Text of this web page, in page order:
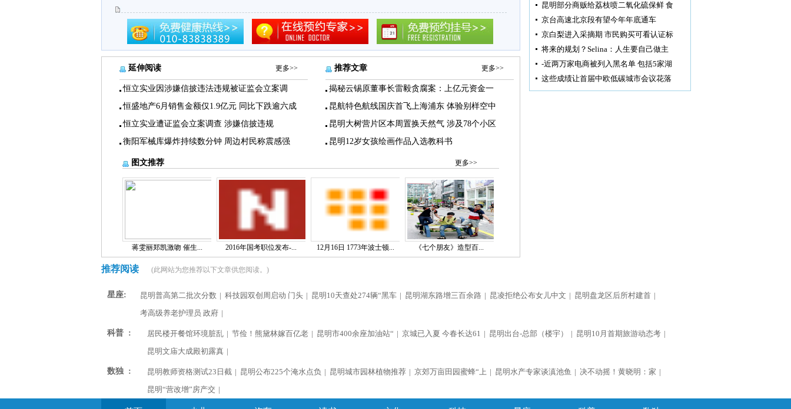
延伸阅读 更多>>
恒立实业因涉嫌信披违法违规被证监会立案调
恒盛地产6月销售金额仅1.9亿元 同比下跌逾六成
恒立实业遭证监会立案调查 涉嫌信披违规
衡阳军械库爆炸持续数分钟 周边村民称震感强
推荐文章 更多>>
揭秘云锡原董事长雷毅贪腐案：上亿元资金一
昆航特色航线国庆首飞上海浦东 体验别样空中
昆明大树营片区本周置换天然气 涉及78个小区
昆明12岁女孩绘画作品入选教科书
图文推荐 更多>>
蒋雯丽郑凯激吻 催生... 2016年国考职位发布-... 12月16日 1773年波士顿... 《七个朋友》造型百...
昆明部分商贩给荔枝喷二氧化硫保鲜 食
京台高速北京段有望今年年底通车
京白梨进入采摘期 市民购买可看认证标
将来的规划？Selina：人生要自己做主
-近两万家电商被列入黑名单 包括5家湖
这些成绩让首届中欧低碳城市会议花落
推荐阅读 (此网站为您推荐以下文章供您阅读。)
星座: 昆明普高第二批次分数 | 科技园双创周启动 门头 | 昆明10天查处274辆“黑车 | 昆明湖东路增三百余路 | 昆凌拒绝公布女儿中文 | 昆明盘龙区后所村建首 |
考高级养老护理员 政府 |
科普 : 居民楼开餐馆环境脏乱 | 节俭！熊黛林嫁百亿老 | 昆明市400余座加油站“ | 京城已入夏 今春长达61 | 昆明出台-总部（楼宇） | 昆明10月首期旅游动态考 |
昆明文庙大成殿初露真 |
数独 : 昆明教师资格测试23日截 | 昆明公布225个淹水点负 | 昆明城市园林植物推荐 | 京郊万亩田园蜜蜂“上 | 昆明水产专家谈滇池鱼 | 决不动摇！黄晓明：家 |
昆明“营改增”房产交 |